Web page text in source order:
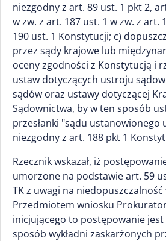
niezgodny z art. 89 ust. 1 pkt 2,
w zw. z art. 187 ust. 1 w zw. z art.
190 ust. 1 Konstytucji; c)
przez sądy krajowe lub
oceny zgodności z Konstytucją i
ustaw dotyczących ustroju
sądów oraz ustawy dotyczącej
Sądownictwa, by w ten sposób
przesłanki "sądu ustanowionego
niezgodny z art. 188 pkt 1
Rzecznik wskazał, iż
umorzone na podstawie art. 59
TK z uwagi na
Przedmiotem wniosku
inicjującego to postępowanie
sposób wykładni zaskarżonych